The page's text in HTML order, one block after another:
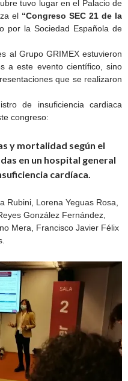
tuvo lugar en el Palacio de
el “Congreso SEC 21 de la
por la Sociedad Española de
al Grupo GRIMEX estuvieron
a este evento científico, sino
que se realizaron
de insuficiencia cardiaca
congreso:
y mortalidad según el
en un hospital general
cardíaca.
Rubini, Lorena Yeguas Rosa,
González Fernández,
Mera, Francisco Javier Félix